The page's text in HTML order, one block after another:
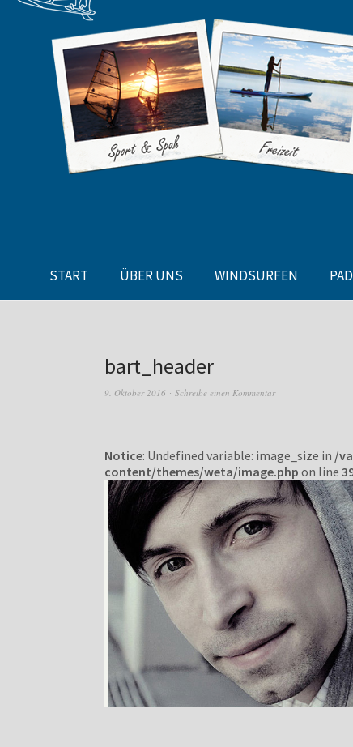
START ÜBER UNS WINDSURFEN
bart_header
9. Oktober 2016 Schreibe einen Kommentar
Notice: Undefined variable: image_size in /
content/themes/weta/image.php on line